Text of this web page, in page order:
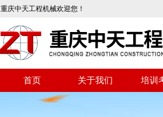
重庆中天工程机械欢迎您！
首页 关于我们 培训